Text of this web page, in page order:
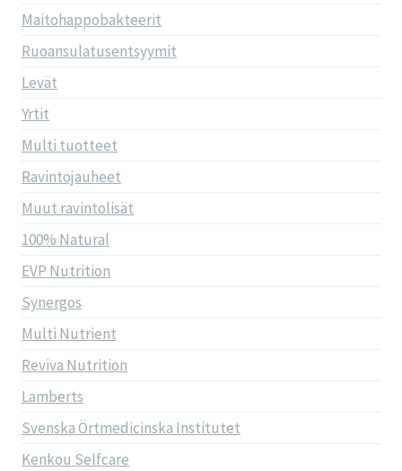
Maitohappobakteerit
Ruoansulatusentsyymit
Levät
Yrtit
Multi tuotteet
Ravintojauheet
Muut ravintolisät
100% Natural
EVP Nutrition
Synergos
Multi Nutrient
Reviva Nutrition
Lamberts
Svenska Örtmedicinska Institutet
Kenkou Selfcare